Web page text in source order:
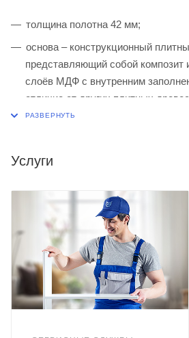
толщина полотна 42 мм;
основа – конструкционный
представляющий собой композит
слоёв МДФ с внутренним
отличие от других плитных
двери коллекции Tamburat
благодаря своей жёсткой
на поверхности полотна
что исключает его расслоение;
обвязка - комбинированные
МДФ, что исключает деформацию
клеевая основа для покрытия –
компании Kleiberit на основе
высокими свойствами
Услуги